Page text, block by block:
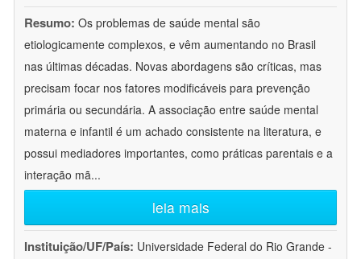
Resumo: Os problemas de saúde mental são
etiologicamente complexos, e vêm aumentando no Brasil
nas últimas décadas. Novas abordagens são críticas, mas
precisam focar nos fatores modificáveis para prevenção
primária ou secundária. A associação entre saúde mental
materna e infantil é um achado consistente na literatura, e
possui mediadores importantes, como práticas parentais e a
interação mã...
leia mais
Instituição/UF/País: Universidade Federal do Rio Grande -